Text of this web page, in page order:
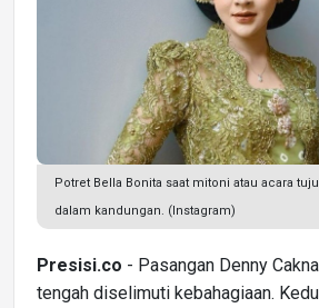
Potret Bella Bonita saat mitoni atau acara
dalam kandungan. (Instagram)
Presisi.co - Pasangan Denny
tengah diselimuti kebahagiaan.